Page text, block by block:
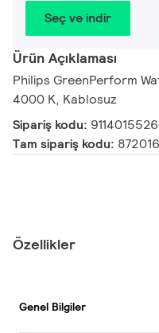
Seç ve indir
Ürün Açıklaması
Philips GreenPerform
4000 K, Kablosuz
Sipariş kodu:
Tam sipariş kodu:
Özellikler
Genel Bilgiler